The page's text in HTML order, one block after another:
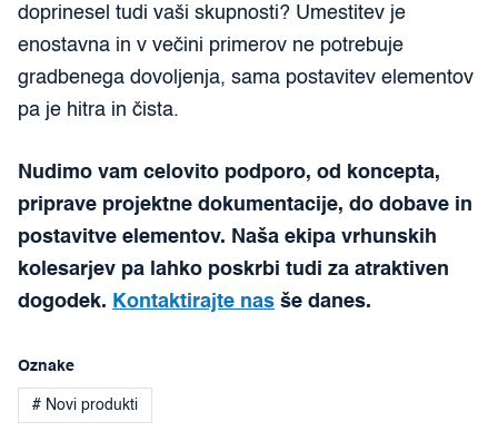
doprinesel tudi vaši skupnosti? Umestitev je
enostavna in v večini primerov ne potrebuje
gradbenega dovoljenja, sama postavitev elementov
pa je hitra in čista.
Nudimo vam celovito podporo, od koncepta,
priprave projektne dokumentacije, do dobave in
postavitve elementov. Naša ekipa vrhunskih
kolesarjev pa lahko poskrbi tudi za atraktiven
dogodek. Kontaktirajte nas še danes.
Oznake
# Novi produkti